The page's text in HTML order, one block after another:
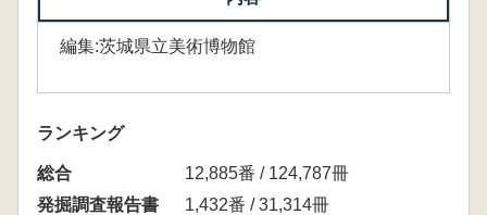
編集:茨城県立美術博物館
ランキング
総合
12,885番 / 124,787冊
発掘調査報告書
1,432番 / 31,314冊